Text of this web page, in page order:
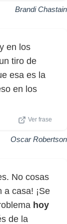
Brandi Chastain
en los
tiro de
esa es la
en los
Ver frase
Oscar Robertson
No cosas
a casa! ¡Se
hoy
de la